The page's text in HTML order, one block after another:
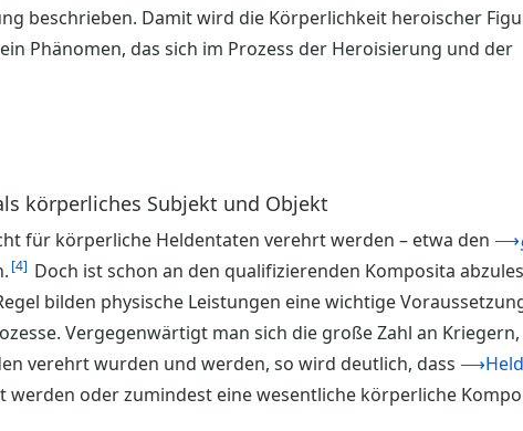
beschrieben. Damit wird die Körperlichkeit heroischer
Phänomen, das sich im Prozess der Heroisierung und der
körperliches Subjekt und Objekt
für körperliche Heldentaten verehrt werden – etwa den ⟶
4
Doch ist schon an den qualifizierenden Komposita
bilden physische Leistungen eine wichtige
Vergegenwärtigt man sich die große Zahl an Kriegern,
verehrt wurden und werden, so wird deutlich, dass
oder zumindest eine wesentliche körperliche